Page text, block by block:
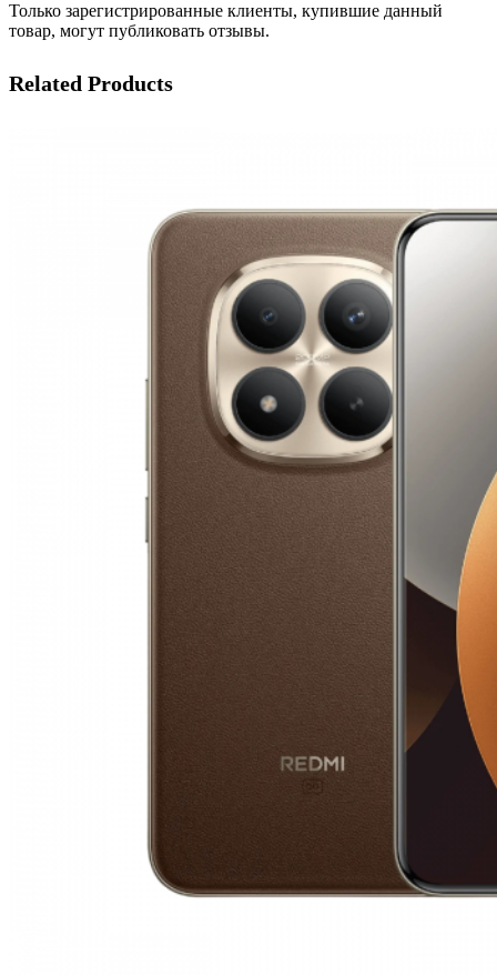
Только зарегистрированные клиенты, купившие данный
товар, могут публиковать отзывы.
Related Products